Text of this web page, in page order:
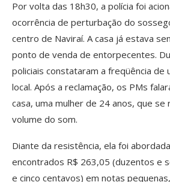
Por volta das 18h30, a polícia foi
ocorrência de perturbação do
centro de Naviraí. A casa já estava
ponto de venda de entorpecentes.
policiais constataram a freqüência de
local. Após a reclamação, os PMs
casa, uma mulher de 24 anos, que se
volume do som.
Diante da resistência, ela foi
encontrados R$ 263,05 (duzentos e
e cinco centavos) em notas